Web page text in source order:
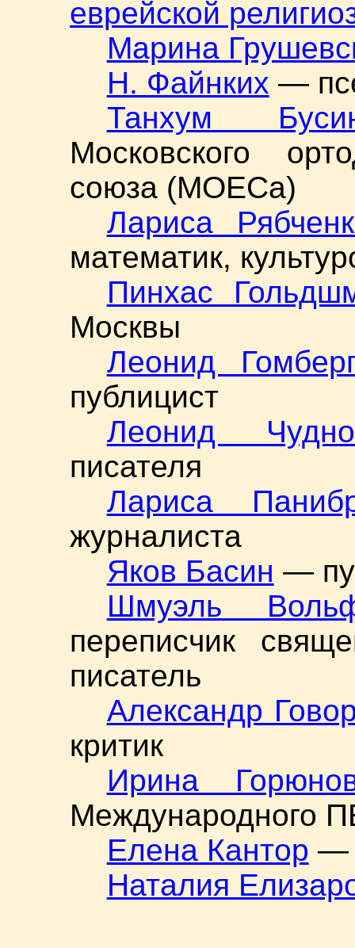
еврейской
Марина
Н. Файнких —
Танхум
Московского
союза (МОЕСа)
Лариса
математик,
Пинхас
Москвы
Леонид
публицист
Леонид
писателя
Лариса
журналиста
Яков Басин —
Шмуэль
переписчик
писатель
Александр
критик
Ирина
Международного
Елена Кантор —
Наталия